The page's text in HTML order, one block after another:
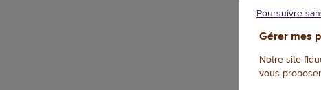
Gérer mes
Notre site
vous
Poursuivre